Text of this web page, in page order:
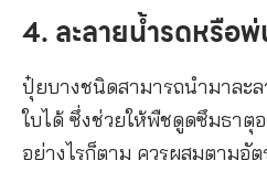
4. ละลายน้ำรดหรือพ่
ปุ๋ยบางชนิดสามารถนำมาละ
ใบได้ ซึ่งช่วยให้พืชดูดซึมธาตุ
อย่างไรก็ตาม ควรผสมตามอั